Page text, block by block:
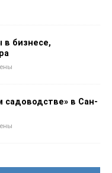
в бизнесе,
садоводстве» в Сан-